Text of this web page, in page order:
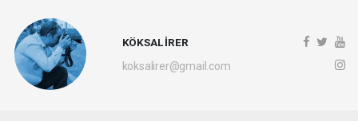
KÖKSAL İRER
koksalirer@gmail.com